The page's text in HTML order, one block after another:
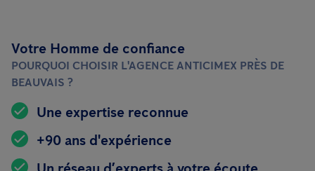
Votre Homme de confiance
POURQUOI CHOISIR L'AGENCE ANTICIMEX PRÈS DE
BEAUVAIS ?
Une expertise reconnue
+90 ans d'expérience